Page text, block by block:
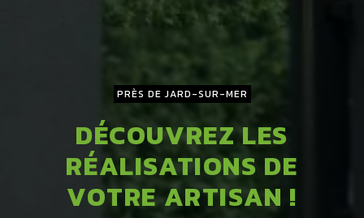
PRÈS DE JARD-SUR-MER
DÉCOUVREZ LES
RÉALISATIONS DE
VOTRE ARTISAN !